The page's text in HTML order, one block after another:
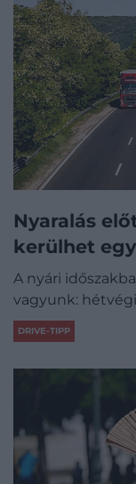
Nyaralás
kerülhet
A nyári
vagyunk:
DRIVE-TIPP